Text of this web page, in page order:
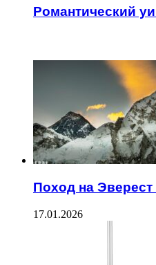
Романтический
Поход на
17.01.2026